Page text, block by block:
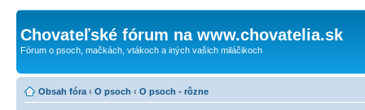
Chovateľské fórum na www.chovatelia.sk
Fórum o psoch, mačkách, vtákoch a iných vašich miláčikoch
Obsah fóra ‹ O psoch ‹ O psoch - rôzne